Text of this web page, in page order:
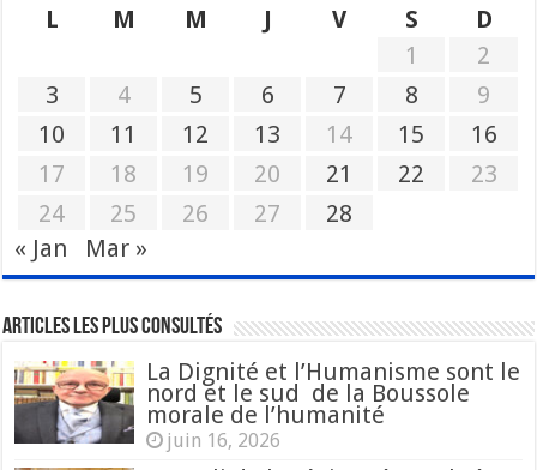
L
M M J V S
D
1
2
3
4 5 6 7 8
9
10
11 12 13 14 15
16
17
18 19 20 21 22
23
24
25 26 27
28
« Jan
Mar »
Articles les plus consultés
La Dignité et l’Humanisme sont le
nord et le sud de la Boussole
morale de l’humanité
juin 16, 2026